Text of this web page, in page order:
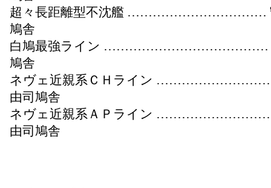
超々長距離型不沈艦 ……………………………
鳩舎
白鳩最強ライン …………………………………
鳩舎
ネヴェ近親系ＣＨライン
由司鳩舎
ネヴェ近親系ＡＰライン
由司鳩舎